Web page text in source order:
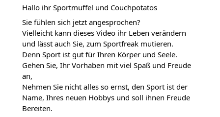
Hallo ihr Sportmuffel und Couchpotatos
Sie fühlen sich jetzt angesprochen?
Vielleicht kann dieses Video ihr Leben verändern
und lässt auch Sie, zum Sportfreak mutieren.
Denn Sport ist gut für Ihren Körper und Seele.
Gehen Sie, Ihr Vorhaben mit viel Spaß und Freude
an,
Nehmen Sie nicht alles so ernst, den Sport ist der
Name, Ihres neuen Hobbys und soll ihnen Freude
Bereiten.